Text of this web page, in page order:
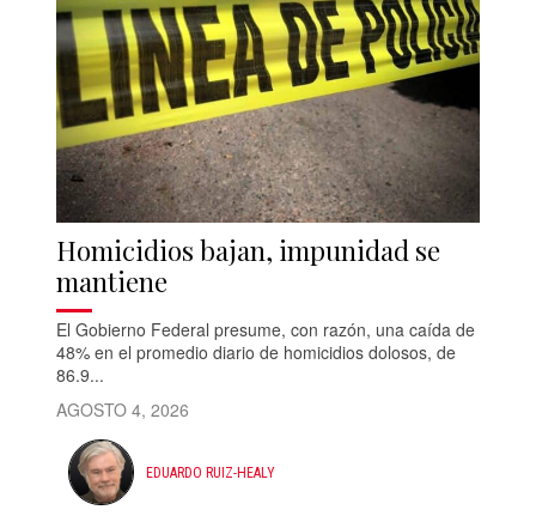
Homicidios bajan, impunidad se
mantiene
El Gobierno Federal presume, con razón, una caída de
48% en el promedio diario de homicidios dolosos, de
86.9...
AGOSTO 4, 2026
EDUARDO RUIZ-HEALY